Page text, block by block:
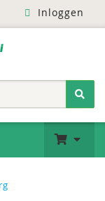
Inloggen